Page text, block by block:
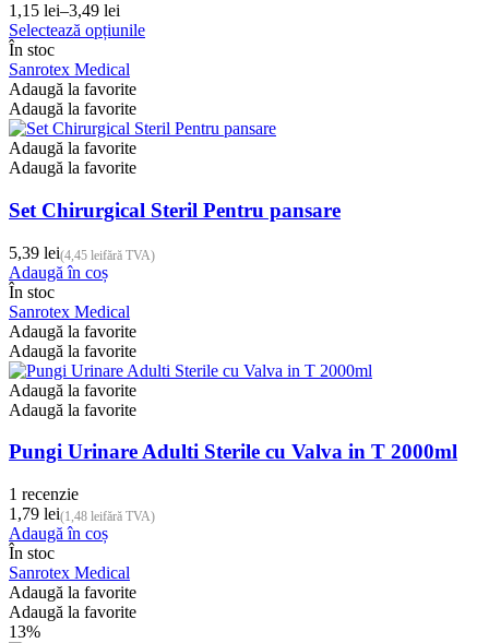
1,15 lei–3,49 lei
Interval
de
prețuri:
1,15 lei
până
la
3,49 lei
Selectează opțiunileAcest
variații.
alese
în
produsului.
În stoc
Sanrotex Medical
Adaugă la favorite
Adaugă la favorite
Adaugă la favorite
Adaugă la favorite
Set Chirurgical Steril Pentru pansare
5,39 lei(4,45 leifără TVA)
Adaugă în coș
În stoc
Sanrotex Medical
Adaugă la favorite
Adaugă la favorite
Adaugă la favorite
Adaugă la favorite
Pungi Urinare Adulti Sterile cu Valva in T 2000ml
1 recenzie
1,79 lei(1,48 leifără TVA)
Adaugă în coș
În stoc
Sanrotex Medical
Adaugă la favorite
Adaugă la favorite
13%